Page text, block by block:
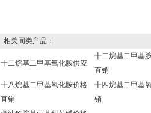
相关同类产品：
十二烷基二甲基氧化胺供应
十二烷基二甲基
直销
十八烷基二甲基氧化胺价格|
直销
十四烷基二甲基
销